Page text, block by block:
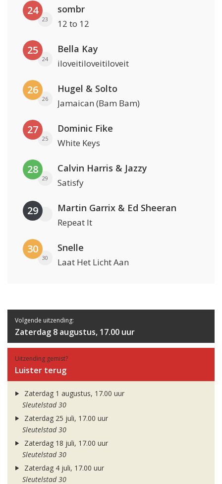
24
23
sombr
12 to 12
25
24
Bella Kay
iloveitiloveitiloveit
26
26
Hugel & Solto
Jamaican (Bam Bam)
27
25
Dominic Fike
White Keys
28
29
Calvin Harris & Jazzy
Satisfy
29 Martin Garrix & Ed Sheeran
Repeat It
30
30
Snelle
Laat Het Licht Aan
Volgende uitzending:
Zaterdag 8 augustus, 17.00 uur
Uitzending gemist?
Luister terug
Zaterdag 1 augustus, 17.00 uur
Sleutelstad 30
Zaterdag 25 juli, 17.00 uur
Sleutelstad 30
Zaterdag 18 juli, 17.00 uur
Sleutelstad 30
Zaterdag 4 juli, 17.00 uur
Sleutelstad 30